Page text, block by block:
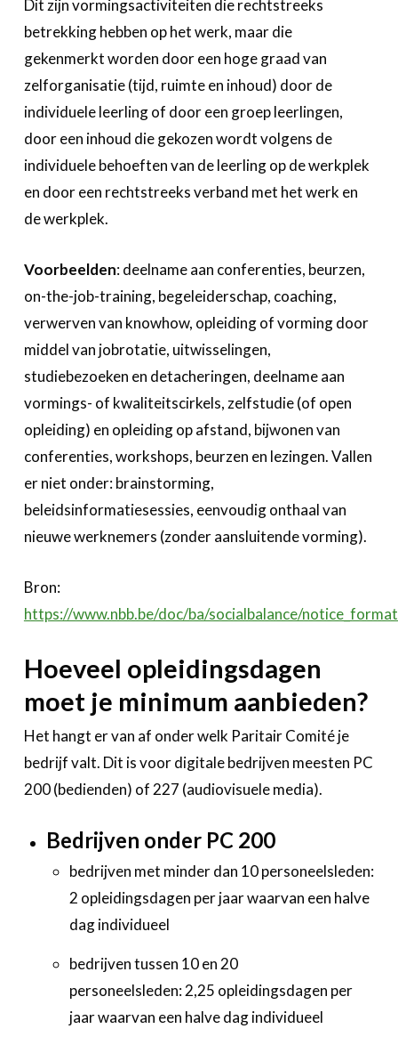
Dit zijn vormingsactiviteiten die rechtstreeks
betrekking hebben op het werk, maar die
gekenmerkt worden door een hoge graad van
zelforganisatie (tijd, ruimte en inhoud) door de
individuele leerling of door een groep leerlingen,
door een inhoud die gekozen wordt volgens de
individuele behoeften van de leerling op de werkplek
en door een rechtstreeks verband met het werk en
de werkplek.
Voorbeelden: deelname aan conferenties, beurzen,
on-the-job-training, begeleiderschap, coaching,
verwerven van knowhow, opleiding of vorming door
middel van jobrotatie, uitwisselingen,
studiebezoeken en detacheringen, deelname aan
vormings- of kwaliteitscirkels, zelfstudie (of open
opleiding) en opleiding op afstand, bijwonen van
conferenties, workshops, beurzen en lezingen. Vallen
er niet onder: brainstorming,
beleidsinformatiesessies, eenvoudig onthaal van
nieuwe werknemers (zonder aansluitende vorming).
Bron:
https://www.nbb.be/doc/ba/socialbalance/
Hoeveel opleidingsdagen
moet je minimum aanbieden?
Het hangt er van af onder welk Paritair Comité je
bedrijf valt. Dit is voor digitale bedrijven meesten PC
200 (bedienden) of 227 (audiovisuele media).
Bedrijven onder PC 200
bedrijven met minder dan 10 personeelsleden:
2 opleidingsdagen per jaar waarvan een halve
dag individueel
bedrijven tussen 10 en 20
personeelsleden: 2,25 opleidingsdagen per
jaar waarvan een halve dag individueel